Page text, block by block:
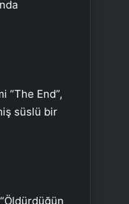
“The End”,
süslü bir